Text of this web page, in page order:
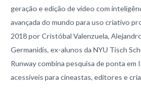
geração e edição de vídeo com
avançada do mundo para uso criativo
2018 por Cristóbal Valenzuela,
Germanidis, ex-alunos da NYU Tisch
Runway combina pesquisa de ponta em
acessíveis para cineastas, editores e